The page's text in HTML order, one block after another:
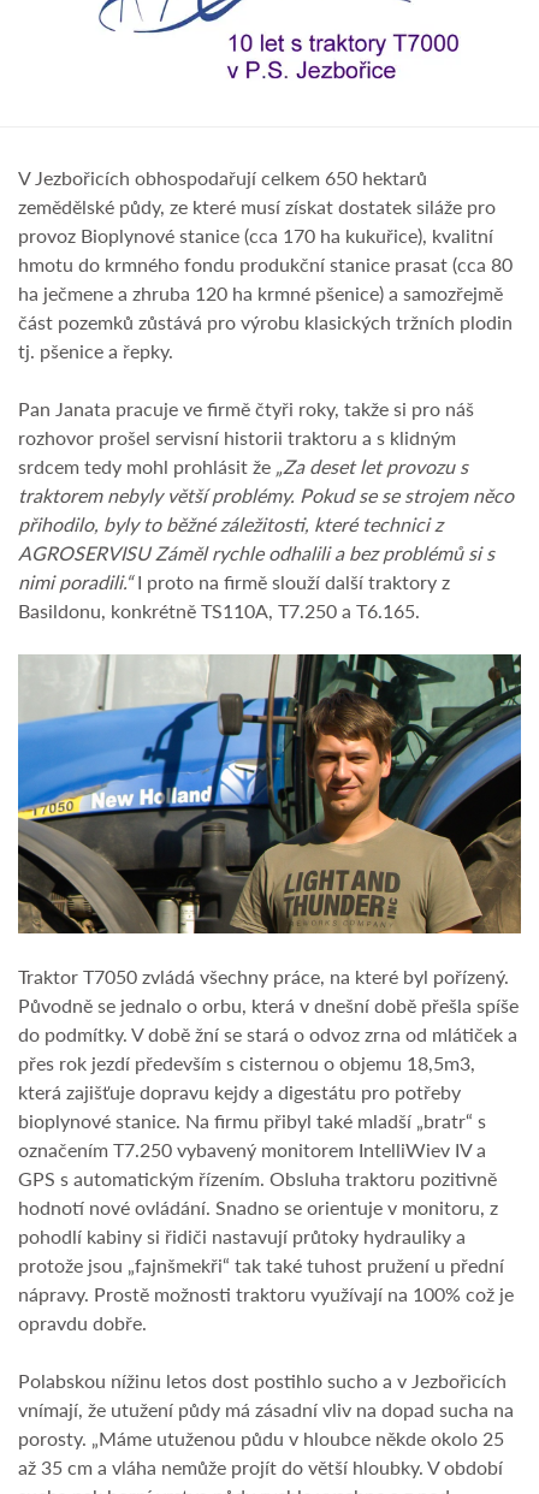
V Jezbořicích obhospodařují celkem 650 hektarů
zemědělské půdy, ze které musí získat dostatek siláže pro
provoz Bioplynové stanice (cca 170 ha kukuřice), kvalitní
hmotu do krmného fondu produkční stanice prasat (cca 80
ha ječmene a zhruba 120 ha krmné pšenice) a samozřejmě
část pozemků zůstává pro výrobu klasických tržních plodin
tj. pšenice a řepky.
Pan Janata pracuje ve firmě čtyři roky, takže si pro náš
rozhovor prošel servisní historii traktoru a s klidným
srdcem tedy mohl prohlásit že „Za deset let provozu s
traktorem nebyly větší problémy. Pokud se se strojem něco
přihodilo, byly to běžné záležitosti, které technici z
AGROSERVISU Záměl rychle odhalili a bez problémů si s
nimi poradili.“I proto na firmě slouží další traktory z
Basildonu, konkrétně TS110A, T7.250 a T6.165.
Traktor T7050 zvládá všechny práce, na které byl pořízený.
Původně se jednalo o orbu, která v dnešní době přešla spíše
do podmítky. V době žní se stará o odvoz zrna od mlátiček a
přes rok jezdí především s cisternou o objemu 18,5m3,
která zajišťuje dopravu kejdy a digestátu pro potřeby
bioplynové stanice. Na firmu přibyl také mladší „bratr“ s
označením T7.250 vybavený monitorem IntelliWiev IV a
GPS s automatickým řízením. Obsluha traktoru pozitivně
hodnotí nové ovládání. Snadno se orientuje v monitoru, z
pohodlí kabiny si řidiči nastavují průtoky hydrauliky a
protože jsou „fajnšmekři“ tak také tuhost pružení u přední
nápravy. Prostě možnosti traktoru využívají na 100% což je
opravdu dobře.
Polabskou nížinu letos dost postihlo sucho a v Jezbořicích
vnímají, že utužení půdy má zásadní vliv na dopad sucha na
porosty. „Máme utuženou půdu v hloubce někde okolo 25
až 35 cm a vláha nemůže projít do větší hloubky. V období